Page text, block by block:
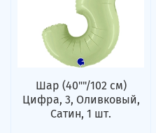
Шар (40""/102 см)
Цифра, 3, Оливковый,
Сатин, 1 шт.